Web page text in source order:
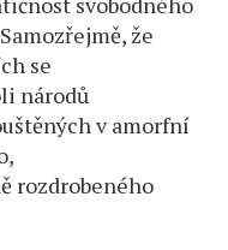
že
se
národů
v amorfní
rozdrobeného